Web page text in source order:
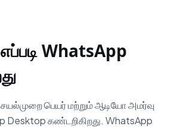
WhatsApp
பெயர் மற்றும் ஆடியோ அமர்வு
Desktop கண்டறிகிறது. WhatsApp